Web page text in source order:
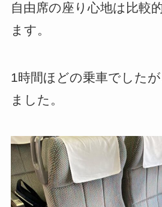
自由席の座り心地は比較
ます。
1時間ほどの乗車でした
ました。